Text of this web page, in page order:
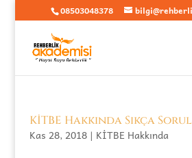
08503048378
KİTBE Hakkında Sıkça
Kas 28, 2018| KİTBE Hakkında